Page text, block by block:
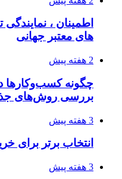
اطمینان ، نمایندگی
های معتبر جهانی
2 هفته پیش
چگونه کسب‌وکارها
بررسی روش‌های
3 هفته پیش
انتخاب برتر برای
3 هفته پیش